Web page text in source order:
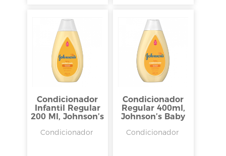
Condicionador
Infantil Regular
200 Ml, Johnson’s
Condicionador
Condicionador
Regular 400ml,
Johnson’s Baby
Condicionador